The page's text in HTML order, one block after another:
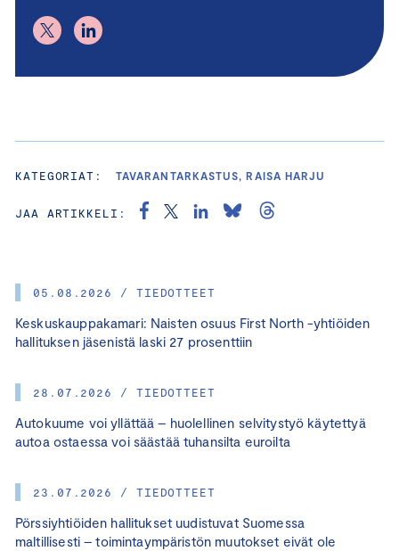
05.08.2026 / TIEDOTTEET
Keskuskauppakamari: Naisten osuus First North -yhtiöiden
hallituksen jäsenistä laski 27 prosenttiin
28.07.2026 / TIEDOTTEET
Autokuume voi yllättää – huolellinen selvitystyö käytettyä
autoa ostaessa voi säästää tuhansilta euroilta
23.07.2026 / TIEDOTTEET
Pörssiyhtiöiden hallitukset uudistuvat Suomessa
maltillisesti – toimintaympäristön muutokset eivät ole
KATEGORIAT: TAVARANTARKASTUS, RAISA HARJU
JAA ARTIKKELI: